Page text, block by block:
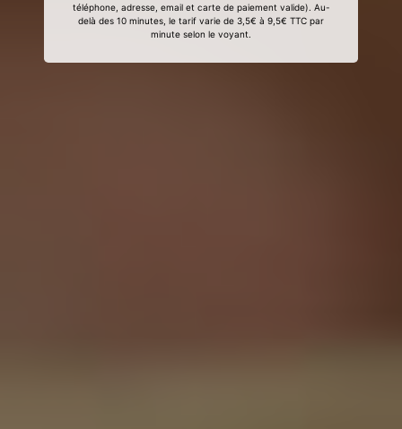
téléphone, adresse, email et carte de paiement valide). Au-
delà des 10 minutes, le tarif varie de 3,5€ à 9,5€ TTC par
minute selon le voyant.